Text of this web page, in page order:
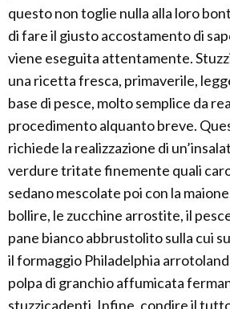
questo non toglie nulla alla loro
di fare il giusto accostamento di
viene eseguita attentamente.
una ricetta fresca, primaverile,
base di pesce, molto semplice da
procedimento alquanto breve.
richiede la realizzazione di
verdure tritate finemente quali
sedano mescolate poi con la
bollire, le zucchine arrostite, il
pane bianco abbrustolito sulla cui
il formaggio Philadelphia
polpa di granchio affumicata
stuzzicadenti. Infine, condire il